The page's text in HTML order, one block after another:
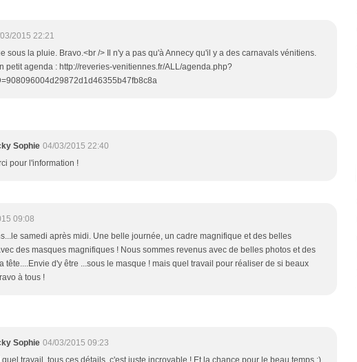
2015 22:21
sous la pluie. Bravo.<br /> Il n'y a pas qu'à Annecy qu'il y a des carnavals vénitiens.
petit agenda : http://reveries-venitiennes.fr/ALL/agenda.php?
Sophie 04/03/2015 22:40
pour l'information !
09:08
samedi après midi. Une belle journée, un cadre magnifique et des belles
des masques magnifiques ! Nous sommes revenus avec de belles photos et des
tête....Envie d'y être ...sous le masque ! mais quel travail pour réaliser de si beaux
à tous !
Sophie 04/03/2015 09:23